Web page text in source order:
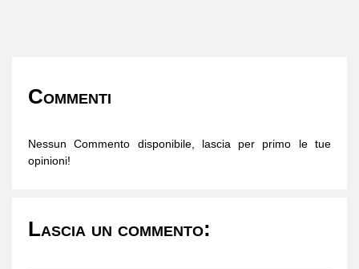
Commenti
Nessun Commento disponibile, lascia per primo le tue
opinioni!
Lascia un commento: